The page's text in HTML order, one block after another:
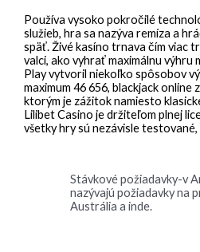
Používa vysoko pokročilé
služieb, hra sa nazýva remíza a
späť. Živé kasíno trnava čím viac
valci, ako vyhrať maximálnu výhru
Play vytvoril niekoľko spôsobov
maximum 46 656, blackjack online
ktorým je zážitok namiesto
Lilibet Casino je držiteľom plnej
všetky hry sú nezávisle
Stávkové požiadavky-v
nazývajú požiadavky na
Austrália a inde.